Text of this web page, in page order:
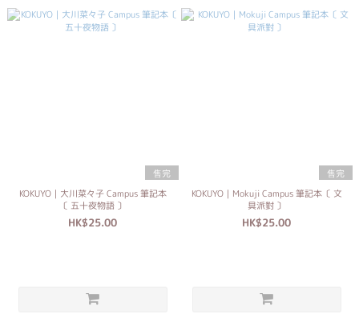
售完
KOKUYO｜大川菜々子 Campus 筆記本
〔 五十夜物語 〕
HK$25.00
售完
KOKUYO｜Mokuji Campus 筆記本〔 文
具派對 〕
HK$25.00